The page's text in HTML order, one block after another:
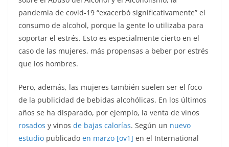
pandemia de covid-19 “exacerbó significativamente” el
consumo de alcohol, porque la gente lo utilizaba para
soportar el estrés. Esto es especialmente cierto en el
caso de las mujeres, más propensas a beber por estrés
que los hombres.
Pero, además, las mujeres también suelen ser el foco
de la publicidad de bebidas alcohólicas. En los últimos
años se ha disparado, por ejemplo, la venta de vinos
rosados y vinos de bajas calorías. Según un nuevo
estudio publicado en marzo [ov1] en el International